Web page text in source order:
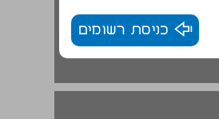
כניסת רשומים